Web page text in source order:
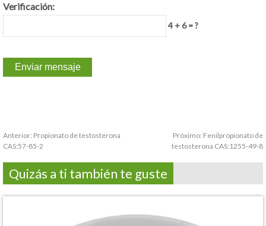
Verificación:
4 + 6 = ?
Anterior: Propionato de testosterona
CAS:57-85-2
Próximo: Fenilpropionato de
testosterona CAS:1255-49-8
Quizás a ti también te guste